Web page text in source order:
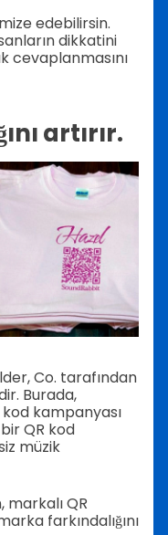
edebilirsin.
dikkatini
cevaplanmasını
artırır.
Co. tarafından
Burada,
kampanyası
QR kod
müzik
markalı QR
farkındalığını